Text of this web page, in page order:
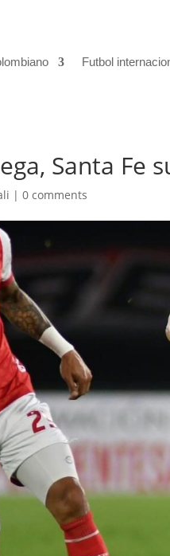
Futbol
Santa Fe
|0 comments